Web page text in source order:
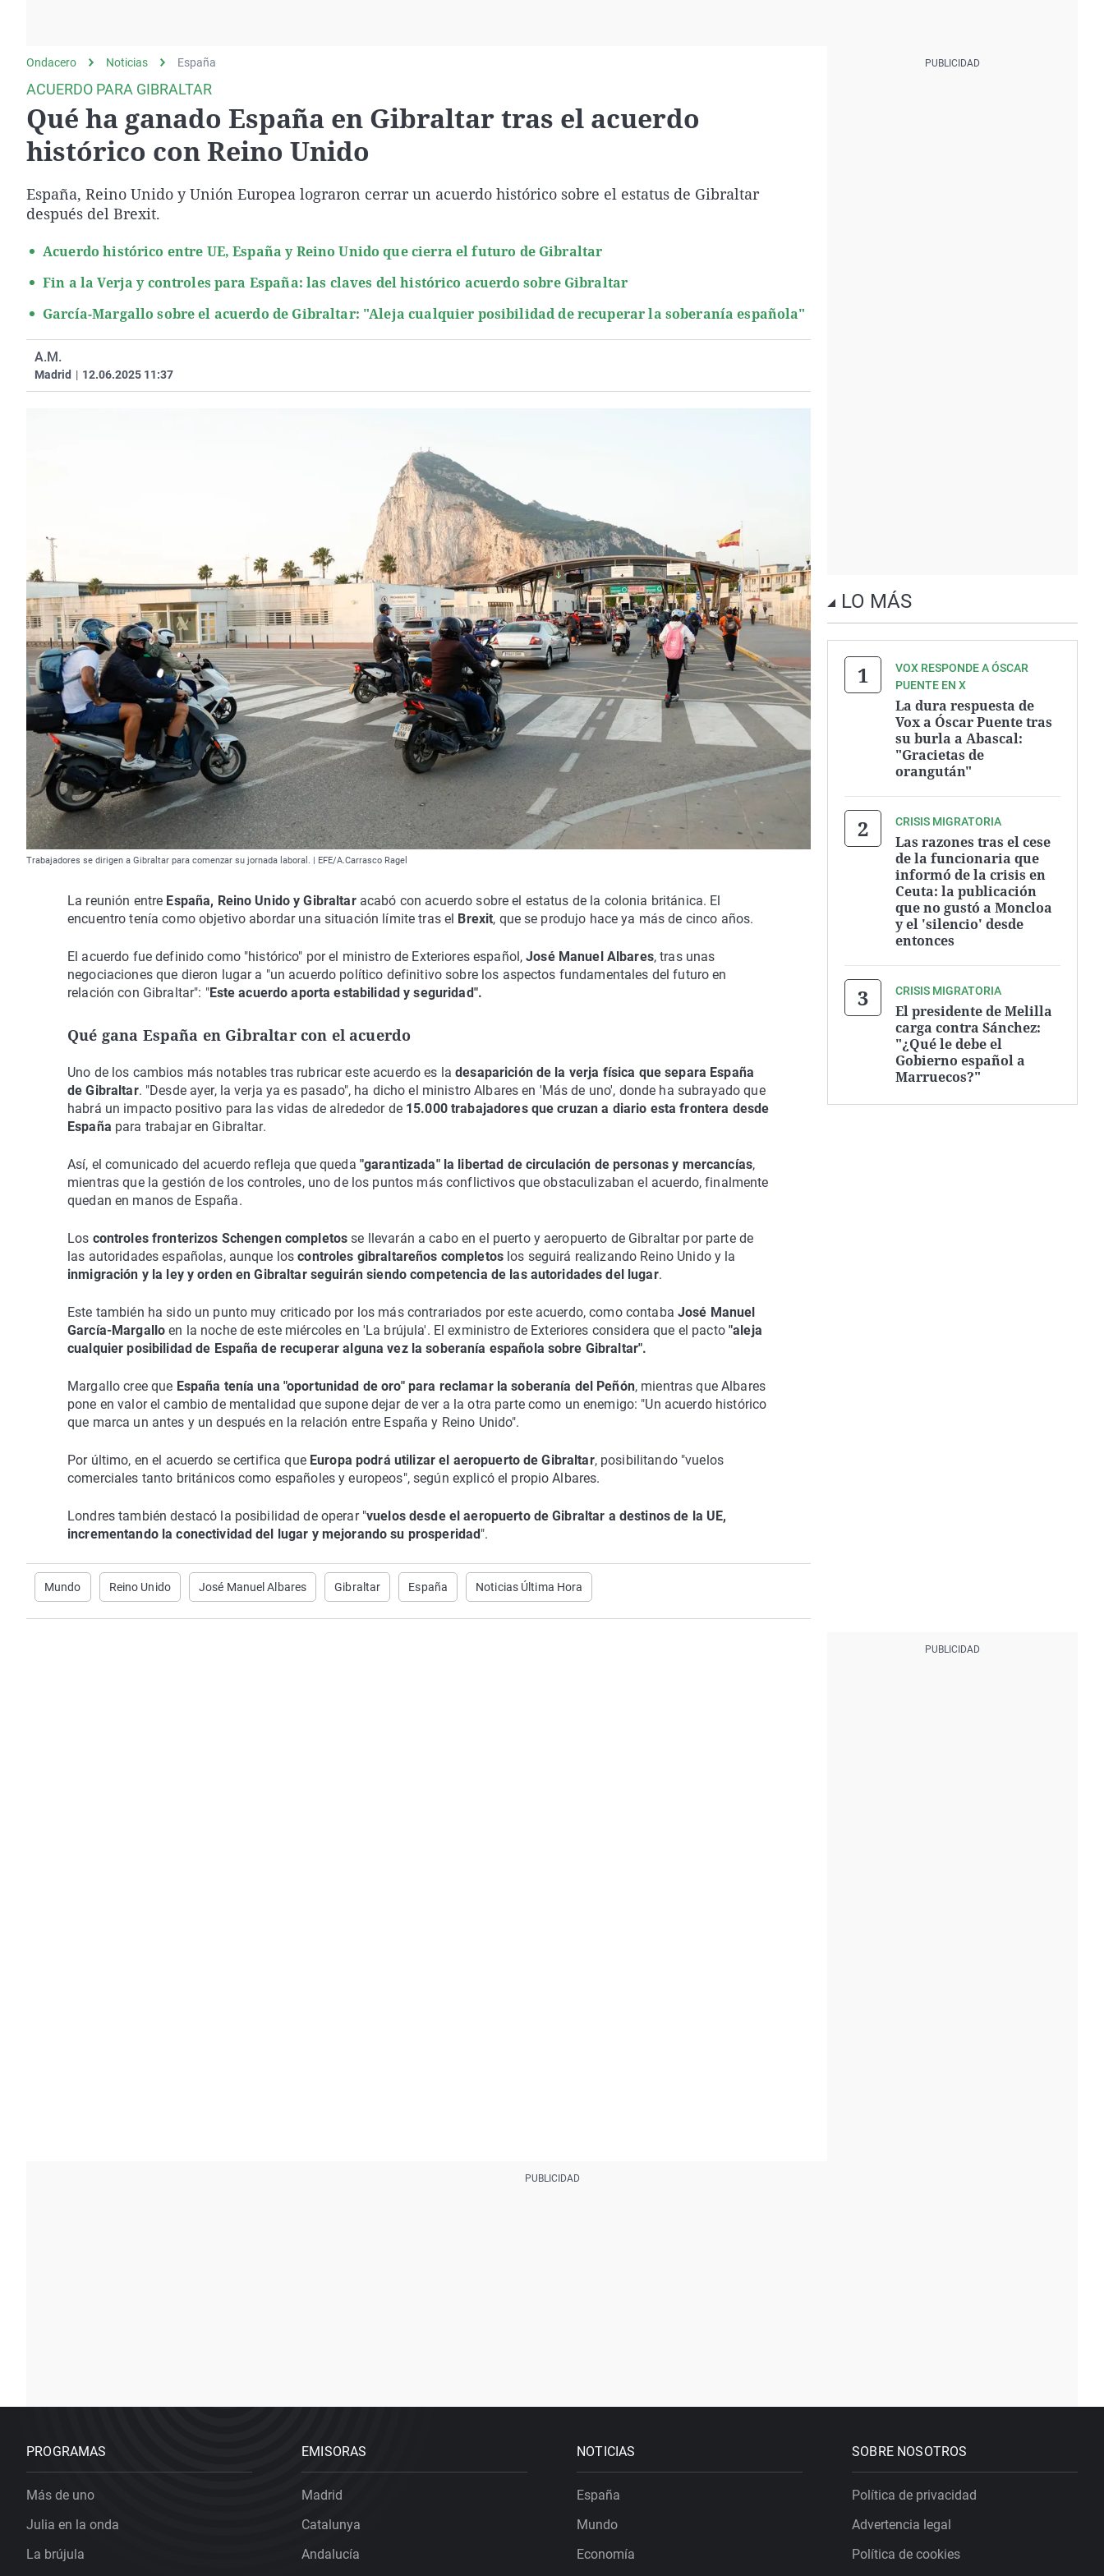
Como el perro y elEquipo de investigación
Negra
País Vasco
Ondacero Noticias España
ACUERDO PARA GIBRALTAR
Qué ha ganado España en Gibraltar tras el acuerdo
histórico con Reino Unido
España, Reino Unido y Unión Europea lograron cerrar un acuerdo histórico sobre el estatus de Gibraltar
después del Brexit.
Acuerdo histórico entre UE, España y Reino Unido que cierra el futuro de Gibraltar
Fin a la Verja y controles para España: las claves del histórico acuerdo sobre Gibraltar
García-Margallo sobre el acuerdo de Gibraltar: "Aleja cualquier posibilidad de recuperar la soberanía española"
A.M.
Madrid | 12.06.2025 11:37
Trabajadores se dirigen a Gibraltar para comenzar su jornada laboral. | EFE/A.Carrasco Ragel
La reunión entre España, Reino Unido y Gibraltaracabó con acuerdo sobre el estatus de la colonia británica. El
encuentro tenía como objetivo abordar una situación límite tras el Brexit, que se produjo hace ya más de cinco años.
El acuerdo fue definido como "histórico" por el ministro de Exteriores español,José Manuel Albares, tras unas
negociaciones que dieron lugar a "un acuerdo político definitivo sobre los aspectos fundamentales del futuro en
relación con Gibraltar": "Este acuerdo aporta estabilidad y seguridad".
Qué gana España en Gibraltar con el acuerdo
Uno de los cambios más notables tras rubricar este acuerdo es ladesaparición de la verja física que separa España
de Gibraltar. "Desde ayer, la verja ya es pasado", ha dicho el ministro Albares en 'Más de uno', donde ha subrayado que
habrá un impacto positivo para las vidas de alrededor de 15.000 trabajadores que cruzan a diario esta frontera desde
España para trabajar en Gibraltar.
Así, el comunicado del acuerdo refleja que queda "garantizada" la libertad de circulación de personas y mercancías,
mientras que la gestión de los controles, uno de los puntos más conflictivos que obstaculizaban el acuerdo, finalmente
quedan en manos de España.
Los controles fronterizos Schengen completos se llevarán a cabo en el puerto y aeropuerto de Gibraltar por parte de
las autoridades españolas, aunque loscontroles gibraltareños completoslos seguirá realizando Reino Unido y la
inmigración y la ley y orden en Gibraltar seguirán siendo competencia de las autoridades del lugar.
Este también ha sido un punto muy criticado por los más contrariados por este acuerdo, como contaba José Manuel
García-Margallo en la noche de este miércoles en 'La brújula'. El exministro de Exteriores considera que el pacto"aleja
cualquier posibilidad de España de recuperar alguna vez la soberanía española sobre Gibraltar".
Margallo cree que España tenía una "oportunidad de oro" para reclamar la soberanía del Peñón, mientras que Albares
pone en valor el cambio de mentalidad que supone dejar de ver a la otra parte como un enemigo: "Un acuerdo histórico
que marca un antes y un después en la relación entre España y Reino Unido".
Por último, en el acuerdo se certifica que Europa podrá utilizar el aeropuerto de Gibraltar, posibilitando "vuelos
comerciales tanto británicos como españoles y europeos", según explicó el propio Albares.
Londres también destacó la posibilidad de operar "vuelos desde el aeropuerto de Gibraltar a destinos de la UE,
incrementando la conectividad del lugar y mejorando su prosperidad ".
Mundo Reino Unido José Manuel Albares Gibraltar España Noticias Última Hora
LO MÁS
VOX RESPONDE A ÓSCAR
PUENTE EN X
La dura respuesta de
Vox a Óscar Puente tras
su burla a Abascal:
"Gracietas de
orangután"
CRISIS MIGRATORIA
Las razones tras el cese
de la funcionaria que
informó de la crisis en
Ceuta: la publicación
que no gustó a Moncloa
y el 'silencio' desde
entonces
CRISIS MIGRATORIA
El presidente de Melilla
carga contra Sánchez:
"¿Qué le debe el
Gobierno español a
Marruecos?"
PROGRAMAS
Más de uno
Julia en la onda
La brújula
EMISORAS
Madrid
Catalunya
Andalucía
NOTICIAS
España
Mundo
Economía
SOBRE NOSOTROS
Política de privacidad
Advertencia legal
Política de cookies